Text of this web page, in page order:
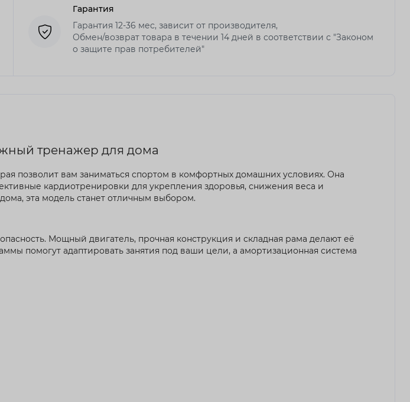
Гарантия
Гарантия 12-36 мес, зависит от производителя,
Обмен/возврат товара в течении 14 дней в соответствии с "Законом
о защите прав потребителей"
тренажер для дома
позволит вам заниматься спортом в комфортных домашних условиях. Она
кардиотренировки для укрепления здоровья, снижения веса и
эта модель станет отличным выбором.
Мощный двигатель, прочная конструкция и складная рама делают её
помогут адаптировать занятия под ваши цели, а амортизационная система